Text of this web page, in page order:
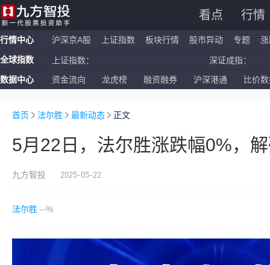
看点 行情
行情中心 沪深京A股 上证指数 板块行情 股市异动 专题
全球指数 上证指数： 深证成指：
恒生指数： 国企指数：
数据中心 资金流向 龙虎榜 融资融券 沪深港通 比价
首页 法尔胜 最新动态 正文
5月22日，法尔胜涨跌幅0%，
九方智投 2025-05-22
法尔胜 --%